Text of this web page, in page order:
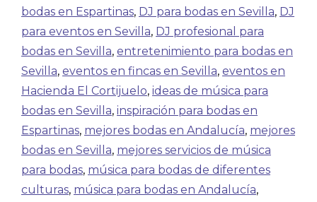
bodas en Espartinas, DJ para bodas en Sevilla, DJ
para eventos en Sevilla, DJ profesional para
bodas en Sevilla, entretenimiento para bodas en
Sevilla, eventos en fincas en Sevilla, eventos en
Hacienda El Cortijuelo, ideas de música para
bodas en Sevilla, inspiración para bodas en
Espartinas, mejores bodas en Andalucía, mejores
bodas en Sevilla, mejores servicios de música
para bodas, música para bodas de diferentes
culturas, música para bodas en Andalucía,